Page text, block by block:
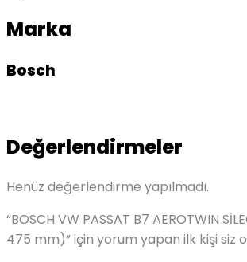
Marka
Bosch
Değerlendirmeler
Henüz değerlendirme yapılmadı.
“BOSCH VW PASSAT B7 AEROTWIN
475 mm)” için yorum yapan ilk kişi siz